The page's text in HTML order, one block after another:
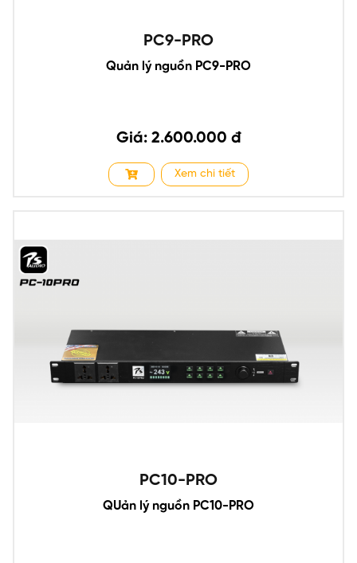
PC9-PRO
Quản lý nguồn PC9-PRO
Giá: 2.600.000 đ
Xem chi tiết
PC10-PRO
QUản lý nguồn PC10-PRO